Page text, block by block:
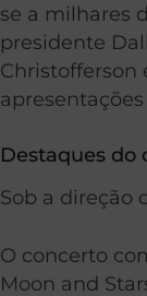
se a milhares
presidente
Christofferson
Destaques do
Sob a direção
O concerto
Moon and